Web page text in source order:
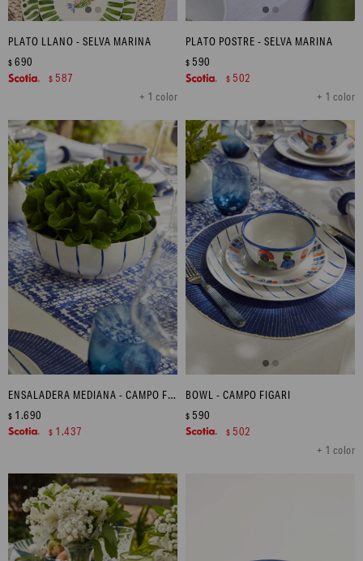
PLATO LLANO - SELVA MARINA
+ 1 color
$ 690
$ 587
PLATO POSTRE - SELVA MARINA
+ 1 color
$ 590
$ 502
ENSALADERA MEDIANA - CAMPO FIGARI
$ 1.690
$ 1.437
BOWL - CAMPO FIGARI
+ 1 color
$ 590
$ 502